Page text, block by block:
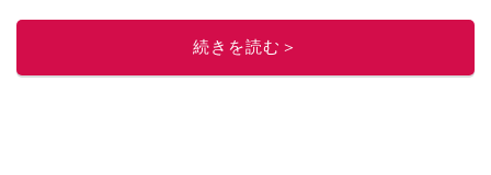
このイチオシストの他の記事を読む
続きを読む＞